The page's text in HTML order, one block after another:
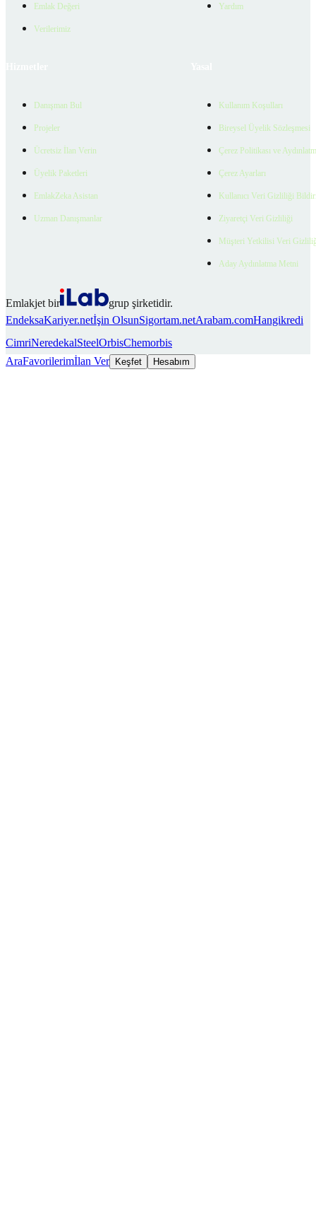
Emlak Değeri
Verilerimiz
Yardım
Danışman Bul
Projeler
Ücretsiz İlan Verin
Üyelik Paketleri
EmlakZeka Asistan
Uzman Danışmanlar
Kullanım Koşulları
Bireysel Üyelik Sözleşmesi
Çerez Politikası ve
Çerez Ayarları
Kullanıcı Veri Gizliliği
Ziyaretçi Veri Gizliliği
Müşteri Yetkilisi Veri
Aday Aydınlatma Metni
Emlakjet bir
grup şirketidir.
EndeksaKariyer.netİşin OlsunSigortam.netArabam.comHangikredi
CimriNeredekalSteelOrbisChemorbis
AraFavorilerimİlan Ver Keşfet Hesabım